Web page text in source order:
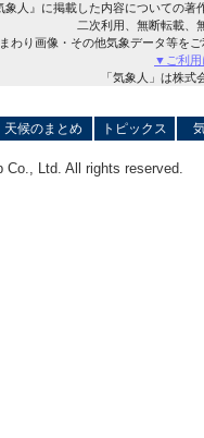
象人』に掲載した内容についての
二次利用、無断転載、
わり画像・その他気象データ等を
▼ご利用
「気象人」は株
天候のまとめ トピックス
Co., Ltd. All rights reserved.